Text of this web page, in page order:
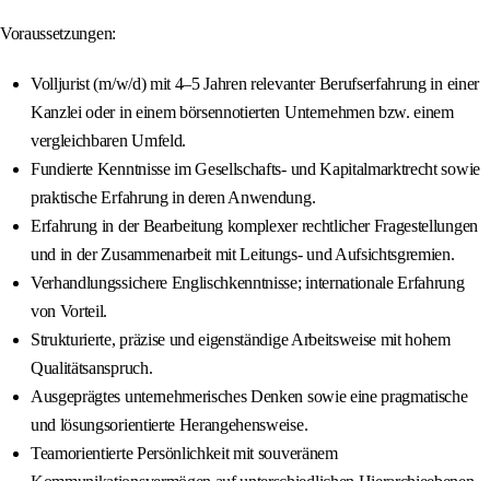
Voraussetzungen:
Volljurist (m/w/d) mit 4–5 Jahren relevanter Berufserfahrung in einer
Kanzlei oder in einem börsennotierten Unternehmen bzw. einem
vergleichbaren Umfeld.
Fundierte Kenntnisse im Gesellschafts- und Kapitalmarktrecht sowie
praktische Erfahrung in deren Anwendung.
Erfahrung in der Bearbeitung komplexer rechtlicher Fragestellungen
und in der Zusammenarbeit mit Leitungs- und Aufsichtsgremien.
Verhandlungssichere Englischkenntnisse; internationale Erfahrung
von Vorteil.
Strukturierte, präzise und eigenständige Arbeitsweise mit hohem
Qualitätsanspruch.
Ausgeprägtes unternehmerisches Denken sowie eine pragmatische
und lösungsorientierte Herangehensweise.
Teamorientierte Persönlichkeit mit souveränem